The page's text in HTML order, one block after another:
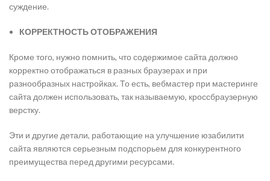
суждение.
КОРРЕКТНОСТЬ ОТОБРАЖЕНИЯ
Кроме того, нужно помнить, что содержимое сайта должно
корректно отображаться в разных браузерах и при
разнообразных настройках. То есть, вебмастер при мастеринге
сайта должен использовать, так называемую, кроссбраузерную
верстку.
Эти и другие детали, работающие на улучшение юзабилити
сайта являются серьезным подспорьем для конкурентного
преимущества перед другими ресурсами.